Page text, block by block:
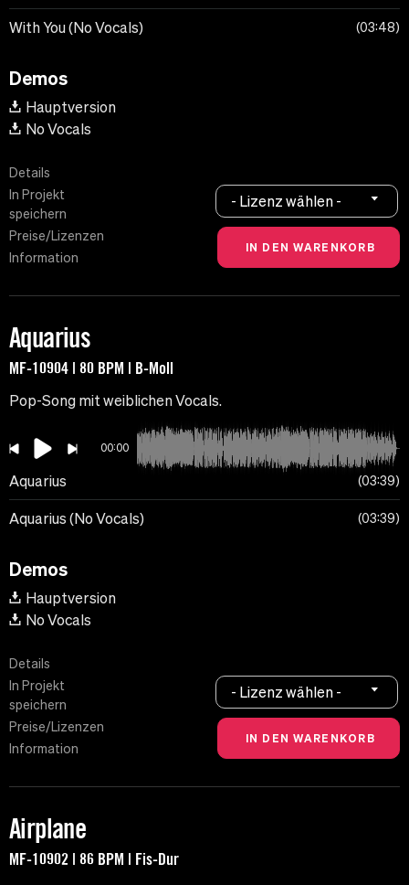
With You (No Vocals) 03:48
Demos
Hauptversion
No Vocals
Details
In Projekt
speichern
Preise/Lizenzen
Information
- Lizenz wählen -
Aquarius
MF-10904 | 80 BPM | B-Moll
Pop-Song mit weiblichen Vocals.
00:00
Aquarius 03:39
Aquarius (No Vocals) 03:39
Demos
Hauptversion
No Vocals
Details
In Projekt
speichern
Preise/Lizenzen
Information
- Lizenz wählen -
Airplane
MF-10902 | 86 BPM | Fis-Dur